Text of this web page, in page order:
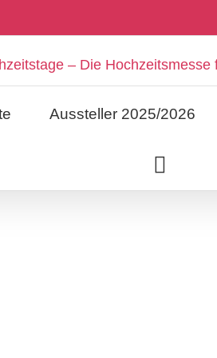
Aussteller 2025/2026